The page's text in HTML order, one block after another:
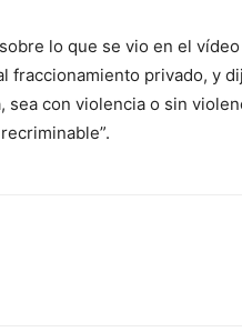
lo que se vio en el
fraccionamiento privado, y
sea con violencia o sin